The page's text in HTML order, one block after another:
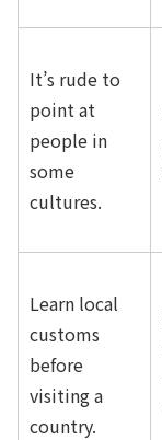
It’s rude to
point at
people in
some
cultures.
Learn local
customs
before
visiting a
country.